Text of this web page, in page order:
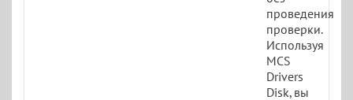
проведения
проверки.
Используя
MCS
Drivers
Disk, вы